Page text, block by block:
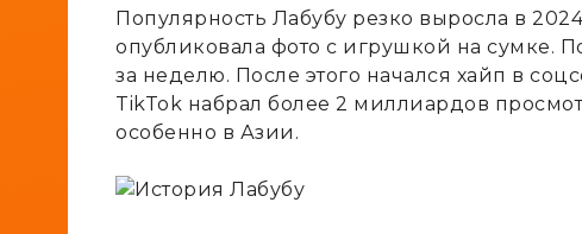
Популярность Лабубу резко выросла в
опубликовала фото с игрушкой на сумке.
за неделю. После этого начался хайп в
TikTok набрал более 2 миллиардов
особенно в Азии.